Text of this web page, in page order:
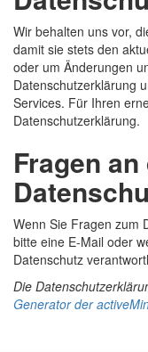
Wir behalten uns vor,
damit sie stets den
oder um Änderungen
Datenschutzerklärung
Services. Für Ihren
Datenschutzerklärung.
Fragen an
Wenn Sie Fragen zum
bitte eine E-Mail oder
Datenschutz
Die
Generator der